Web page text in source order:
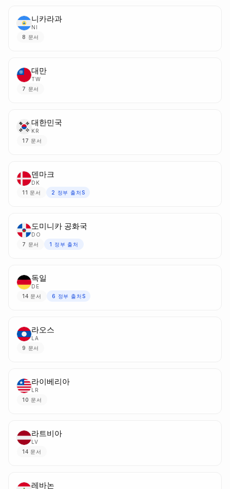
니카라과
NI
8 문서
대만
TW
7 문서
대한민국
KR
17 문서
덴마크
DK
11 문서 2 정부 출처S
도미니카 공화국
DO
7 문서 1 정부 출처
독일
DE
14 문서 6 정부 출처S
라오스
LA
9 문서
라이베리아
LR
10 문서
라트비아
LV
14 문서
레바논